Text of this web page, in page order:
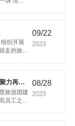
09/22
2023
08/28
2023